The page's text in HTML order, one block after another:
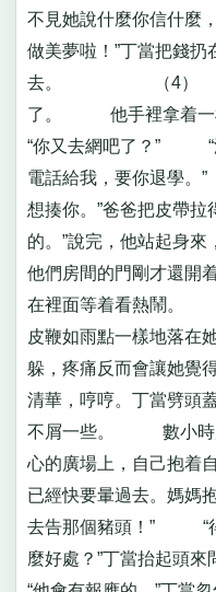
不見她說什麼你信什麼
做美夢啦！”丁當把錢
去。 （4）
了。 他手裡拿着一根
“你又去網吧了？”
電話給我，要你退
想揍你。”爸爸把皮帶拉
的。”說完，他站起身
他們房間的門剛才還開
在裡面等着看熱鬧。
皮鞭如雨點一樣地落在
躲，疼痛反而會讓她
清華，哼哼。丁當劈頭
不屑一些。 數小時后
心的廣場上，自己抱着
已經快要暈過去。媽媽
去告那個豬頭！” “得
麼好處？”丁當抬